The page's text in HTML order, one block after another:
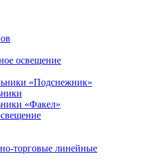
освещение
«Подснежник»
«Факел»
торговые линейные